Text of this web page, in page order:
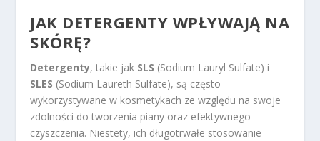
JAK DETERGENTY WPŁYWAJĄ NA
SKÓRĘ?
Detergenty, takie jak SLS (Sodium Lauryl Sulfate) i
SLES (Sodium Laureth Sulfate), są często
wykorzystywane w kosmetykach ze względu na swoje
zdolności do tworzenia piany oraz efektywnego
czyszczenia. Niestety, ich długotrwałe stosowanie